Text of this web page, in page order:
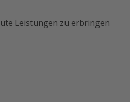
Leistungen zu erbringen